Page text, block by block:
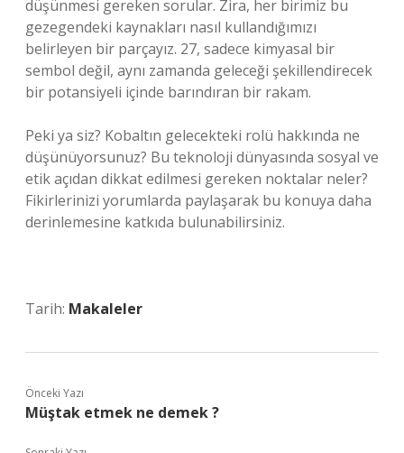
düşünmesi gereken sorular. Zira, her birimiz bu
gezegendeki kaynakları nasıl kullandığımızı
belirleyen bir parçayız. 27, sadece kimyasal bir
sembol değil, aynı zamanda geleceği şekillendirecek
bir potansiyeli içinde barındıran bir rakam.
Peki ya siz? Kobaltın gelecekteki rolü hakkında ne
düşünüyorsunuz? Bu teknoloji dünyasında sosyal ve
etik açıdan dikkat edilmesi gereken noktalar neler?
Fikirlerinizi yorumlarda paylaşarak bu konuya daha
derinlemesine katkıda bulunabilirsiniz.
Tarih: Makaleler
Önceki Yazı
Müştak etmek ne demek ?